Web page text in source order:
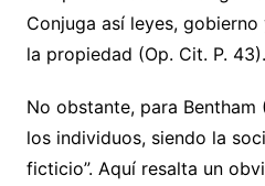
Conjuga así leyes,
la propiedad (Op. Cit. P. 43).
No obstante, para
los individuos, siendo la
ficticio”. Aquí resalta un